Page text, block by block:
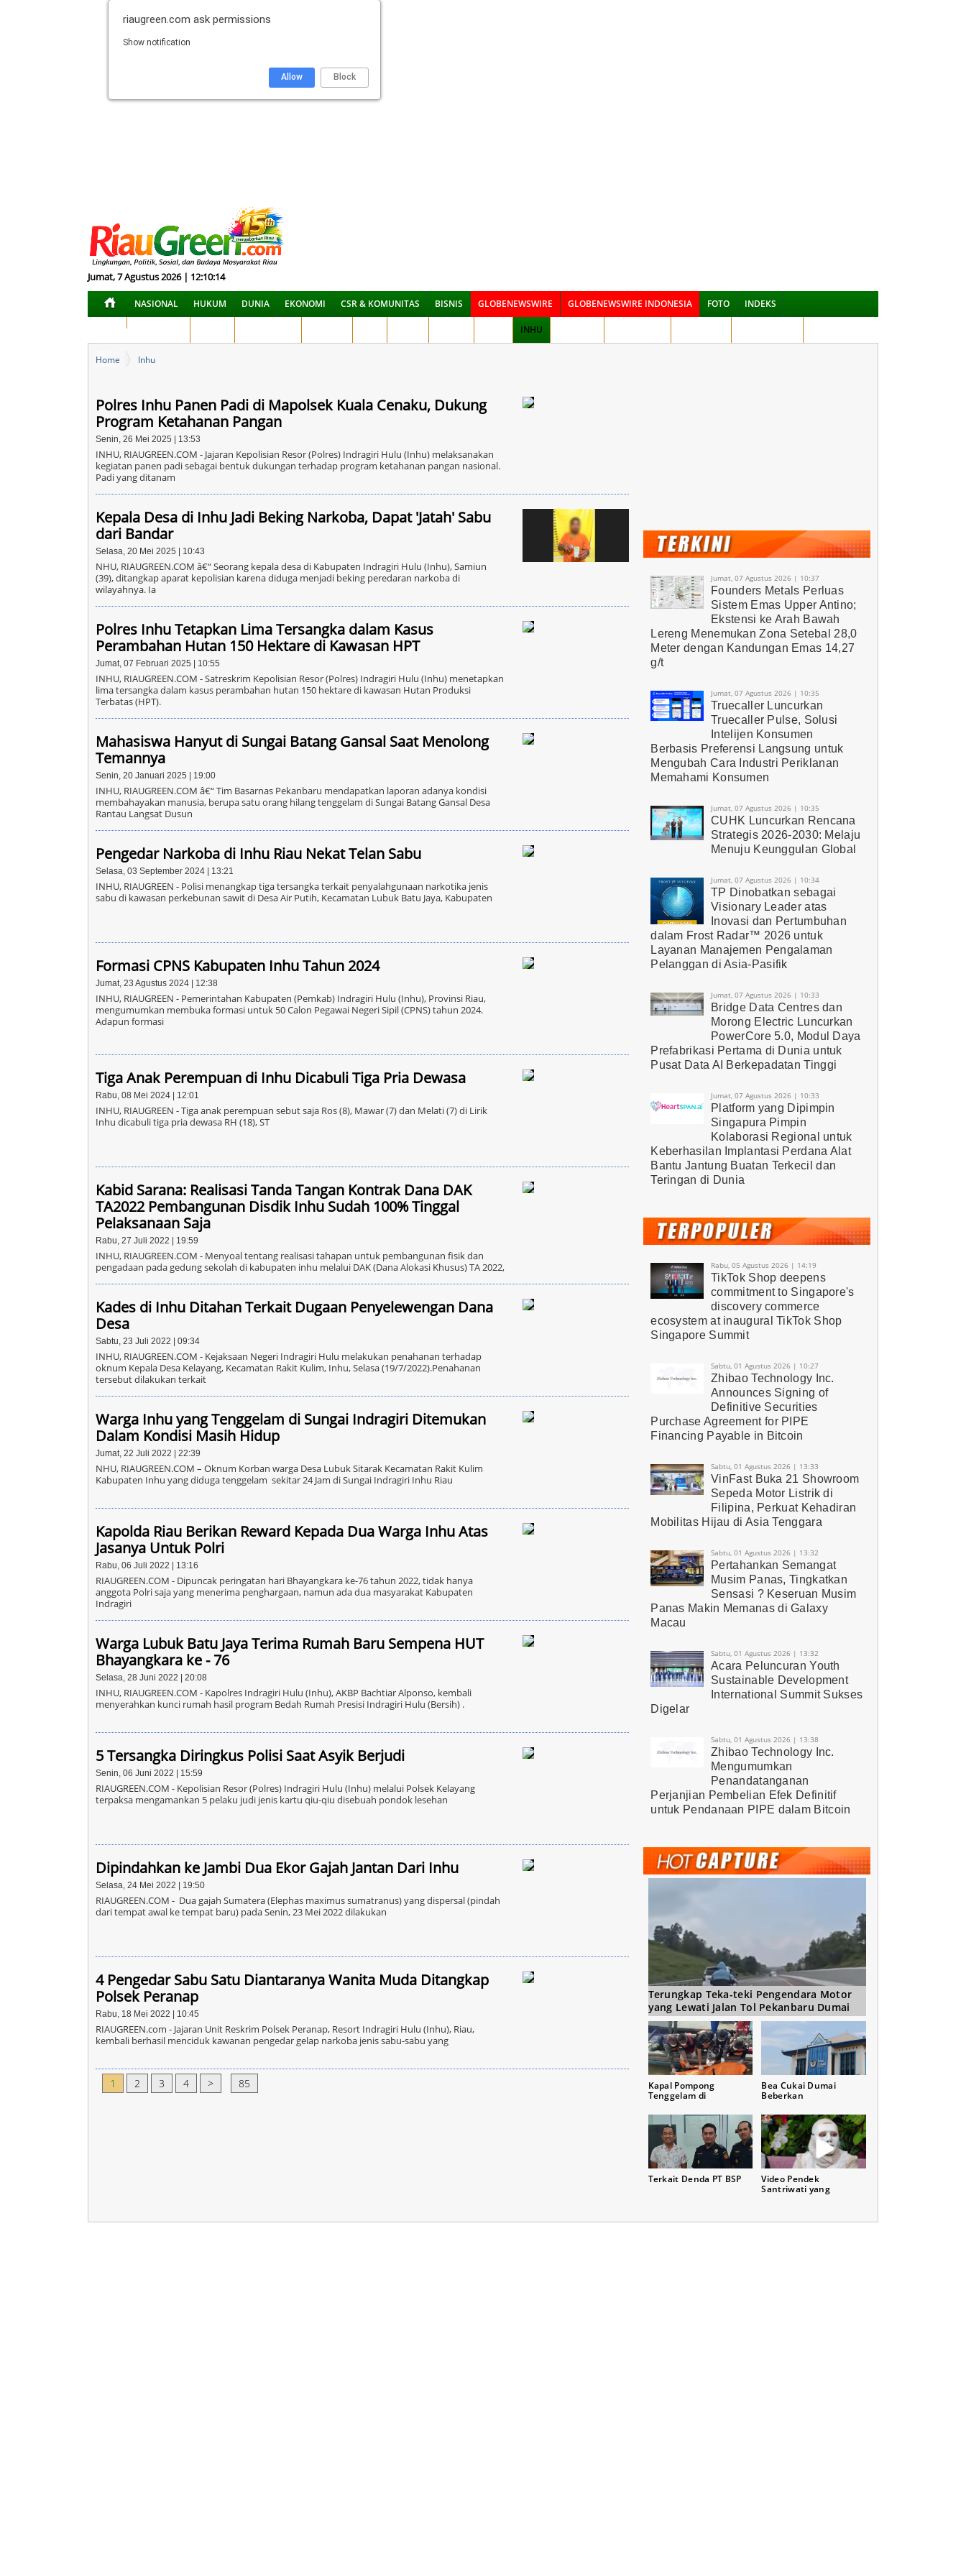
Jumat, 7 Agustus 2026 | 12:10:15
NASIONAL HUKUM DUNIA EKONOMI CSR & KOMUNITAS BISNIS GLOBENEWSWIRE GLOBENEWSWIRE INDONESIA FOTO INDEKS
INHU
Home Inhu
Polres Inhu Panen Padi di Mapolsek Kuala Cenaku, Dukung
Program Ketahanan Pangan
Senin, 26 Mei 2025 | 13:53
INHU, RIAUGREEN.COM - Jajaran Kepolisian Resor (Polres) Indragiri Hulu (Inhu) melaksanakan
kegiatan panen padi sebagai bentuk dukungan terhadap program ketahanan pangan nasional.
Padi yang ditanam
Kepala Desa di Inhu Jadi Beking Narkoba, Dapat 'Jatah' Sabu
dari Bandar
Selasa, 20 Mei 2025 | 10:43
NHU, RIAUGREEN.COM â€“ Seorang kepala desa di Kabupaten Indragiri Hulu (Inhu), Samiun
(39), ditangkap aparat kepolisian karena diduga menjadi beking peredaran narkoba di
wilayahnya. Ia
Polres Inhu Tetapkan Lima Tersangka dalam Kasus
Perambahan Hutan 150 Hektare di Kawasan HPT
Jumat, 07 Februari 2025 | 10:55
INHU, RIAUGREEN.COM - Satreskrim Kepolisian Resor (Polres) Indragiri Hulu (Inhu) menetapkan
lima tersangka dalam kasus perambahan hutan 150 hektare di kawasan Hutan Produksi
Terbatas (HPT).
Mahasiswa Hanyut di Sungai Batang Gansal Saat Menolong
Temannya
Senin, 20 Januari 2025 | 19:00
INHU, RIAUGREEN.COM â€“ Tim Basarnas Pekanbaru mendapatkan laporan adanya kondisi
membahayakan manusia, berupa satu orang hilang tenggelam di Sungai Batang Gansal Desa
Rantau Langsat Dusun
Pengedar Narkoba di Inhu Riau Nekat Telan Sabu
Selasa, 03 September 2024 | 13:21
INHU, RIAUGREEN - Polisi menangkap tiga tersangka terkait penyalahgunaan narkotika jenis
sabu di kawasan perkebunan sawit di Desa Air Putih, Kecamatan Lubuk Batu Jaya, Kabupaten
Formasi CPNS Kabupaten Inhu Tahun 2024
Jumat, 23 Agustus 2024 | 12:38
INHU, RIAUGREEN - Pemerintahan Kabupaten (Pemkab) Indragiri Hulu (Inhu), Provinsi Riau,
mengumumkan membuka formasi untuk 50 Calon Pegawai Negeri Sipil (CPNS) tahun 2024.
Adapun formasi
Tiga Anak Perempuan di Inhu Dicabuli Tiga Pria Dewasa
Rabu, 08 Mei 2024 | 12:01
INHU, RIAUGREEN - Tiga anak perempuan sebut saja Ros (8), Mawar (7) dan Melati (7) di Lirik
Inhu dicabuli tiga pria dewasa RH (18), ST
Kabid Sarana: Realisasi Tanda Tangan Kontrak Dana DAK
TA2022 Pembangunan Disdik Inhu Sudah 100% Tinggal
Pelaksanaan Saja
Rabu, 27 Juli 2022 | 19:59
INHU, RIAUGREEN.COM - Menyoal tentang realisasi tahapan untuk pembangunan fisik dan
pengadaan pada gedung sekolah di kabupaten inhu melalui DAK (Dana Alokasi Khusus) TA 2022,
Kades di Inhu Ditahan Terkait Dugaan Penyelewengan Dana
Desa
Sabtu, 23 Juli 2022 | 09:34
INHU, RIAUGREEN.COM - Kejaksaan Negeri Indragiri Hulu melakukan penahanan terhadap
oknum Kepala Desa Kelayang, Kecamatan Rakit Kulim, Inhu, Selasa (19/7/2022).Penahanan
tersebut dilakukan terkait
Warga Inhu yang Tenggelam di Sungai Indragiri Ditemukan
Dalam Kondisi Masih Hidup
Jumat, 22 Juli 2022 | 22:39
NHU, RIAUGREEN.COM – Oknum Korban warga Desa Lubuk Sitarak Kecamatan Rakit Kulim
Kabupaten Inhu yang diduga tenggelam sekitar 24 Jam di Sungai Indragiri Inhu Riau
Kapolda Riau Berikan Reward Kepada Dua Warga Inhu Atas
Jasanya Untuk Polri
Rabu, 06 Juli 2022 | 13:16
RIAUGREEN.COM - Dipuncak peringatan hari Bhayangkara ke-76 tahun 2022, tidak hanya
anggota Polri saja yang menerima penghargaan, namun ada dua masyarakat Kabupaten
Indragiri
Warga Lubuk Batu Jaya Terima Rumah Baru Sempena HUT
Bhayangkara ke - 76
Selasa, 28 Juni 2022 | 20:08
INHU, RIAUGREEN.COM - Kapolres Indragiri Hulu (Inhu), AKBP Bachtiar Alponso, kembali
menyerahkan kunci rumah hasil program Bedah Rumah Presisi Indragiri Hulu (Bersih) .
5 Tersangka Diringkus Polisi Saat Asyik Berjudi
Senin, 06 Juni 2022 | 15:59
RIAUGREEN.COM - Kepolisian Resor (Polres) Indragiri Hulu (Inhu) melalui Polsek Kelayang
terpaksa mengamankan 5 pelaku judi jenis kartu qiu-qiu disebuah pondok lesehan
Dipindahkan ke Jambi Dua Ekor Gajah Jantan Dari Inhu
Selasa, 24 Mei 2022 | 19:50
RIAUGREEN.COM - Dua gajah Sumatera (Elephas maximus sumatranus) yang dispersal (pindah
dari tempat awal ke tempat baru) pada Senin, 23 Mei 2022 dilakukan
4 Pengedar Sabu Satu Diantaranya Wanita Muda Ditangkap
Polsek Peranap
Rabu, 18 Mei 2022 | 10:45
RIAUGREEN.com - Jajaran Unit Reskrim Polsek Peranap, Resort Indragiri Hulu (Inhu), Riau,
kembali berhasil menciduk kawanan pengedar gelap narkoba jenis sabu-sabu yang
1 2 3 4 > 85
Jumat, 07 Agustus 2026 | 10:37
Founders Metals Perluas
Sistem Emas Upper Antino;
Ekstensi ke Arah Bawah
Lereng Menemukan Zona Setebal 28,0
Meter dengan Kandungan Emas 14,27
g/t
Jumat, 07 Agustus 2026 | 10:35
Truecaller Luncurkan
Truecaller Pulse, Solusi
Intelijen Konsumen
Berbasis Preferensi Langsung untuk
Mengubah Cara Industri Periklanan
Memahami Konsumen
Jumat, 07 Agustus 2026 | 10:35
CUHK Luncurkan Rencana
Strategis 2026-2030: Melaju
Menuju Keunggulan Global
Jumat, 07 Agustus 2026 | 10:34
TP Dinobatkan sebagai
Visionary Leader atas
Inovasi dan Pertumbuhan
dalam Frost Radar™ 2026 untuk
Layanan Manajemen Pengalaman
Pelanggan di Asia-Pasifik
Jumat, 07 Agustus 2026 | 10:33
Bridge Data Centres dan
Morong Electric Luncurkan
PowerCore 5.0, Modul Daya
Prefabrikasi Pertama di Dunia untuk
Pusat Data AI Berkepadatan Tinggi
Jumat, 07 Agustus 2026 | 10:33
Platform yang Dipimpin
Singapura Pimpin
Kolaborasi Regional untuk
Keberhasilan Implantasi Perdana Alat
Bantu Jantung Buatan Terkecil dan
Teringan di Dunia
Rabu, 05 Agustus 2026 | 14:19
TikTok Shop deepens
commitment to Singapore's
discovery commerce
ecosystem at inaugural TikTok Shop
Singapore Summit
Sabtu, 01 Agustus 2026 | 10:27
Zhibao Technology Inc.
Announces Signing of
Definitive Securities
Purchase Agreement for PIPE
Financing Payable in Bitcoin
Sabtu, 01 Agustus 2026 | 13:33
VinFast Buka 21 Showroom
Sepeda Motor Listrik di
Filipina, Perkuat Kehadiran
Mobilitas Hijau di Asia Tenggara
Sabtu, 01 Agustus 2026 | 13:32
Pertahankan Semangat
Musim Panas, Tingkatkan
Sensasi ? Keseruan Musim
Panas Makin Memanas di Galaxy
Macau
Sabtu, 01 Agustus 2026 | 13:32
Acara Peluncuran Youth
Sustainable Development
International Summit Sukses
Digelar
Sabtu, 01 Agustus 2026 | 13:38
Zhibao Technology Inc.
Mengumumkan
Penandatanganan
Perjanjian Pembelian Efek Definitif
untuk Pendanaan PIPE dalam Bitcoin
Terungkap Teka-teki Pengendara Motor
yang Lewati Jalan Tol Pekanbaru Dumai
Kapal Pompong
Tenggelam di
Bea Cukai Dumai
Beberkan
Terkait Denda PT BSP
Video Pendek
Santriwati yang
riaugreen.com ask permissions
Show notification
Block
Allow